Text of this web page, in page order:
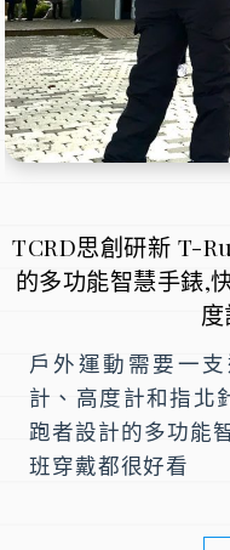
TCRD思創研新 T-
的多功能智慧手錶,
戶外運動需要一支運動手錶，獨立gps、氣壓
計、高度計和指北
跑者設計的多功能
班穿戴都很好看